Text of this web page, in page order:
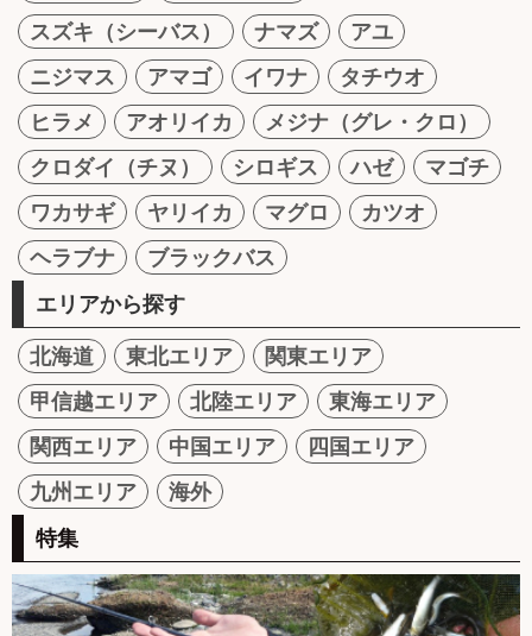
スズキ（シーバス）
ナマズ
アユ
ニジマス
アマゴ イワナ
タチウオ
ヒラメ
アオリイカ
メジナ（グレ・クロ）
クロダイ（チヌ）
シロギス ハゼ
マゴチ
ワカサギ
ヤリイカ マグロ
カツオ
ヘラブナ
ブラックバス
エリアから探す
北海道 東北エリア
関東エリア
甲信越エリア
北陸エリア
東海エリア
関西エリア
中国エリア
四国エリア
九州エリア
海外
特集